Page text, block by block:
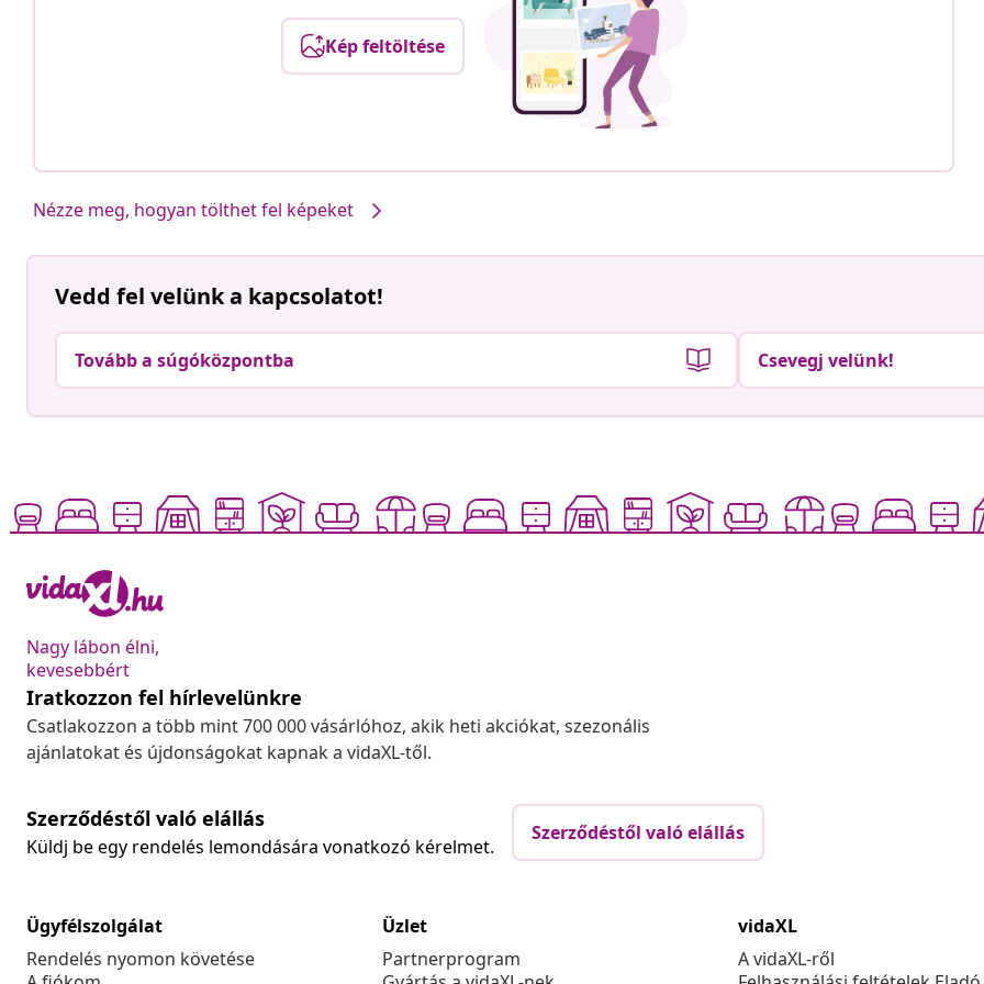
Kép feltöltése
Nézze meg, hogyan tölthet fel képeket
Vedd fel velünk a kapcsolatot!
Tovább a súgóközpontba Csevegj velünk!
Nagy lábon élni,
kevesebbért
Iratkozzon fel hírlevelünkre
Csatlakozzon a több mint 700 000 vásárlóhoz, akik heti akciókat, szezonális
ajánlatokat és újdonságokat kapnak a vidaXL-től.
Szerződéstől való elállás
Küldj be egy rendelés lemondására vonatkozó kérelmet.
Szerződéstől való elállás
Ügyfélszolgálat
Rendelés nyomon követése
Üzlet
Partnerprogram
vidaXL
A vidaXL-ről